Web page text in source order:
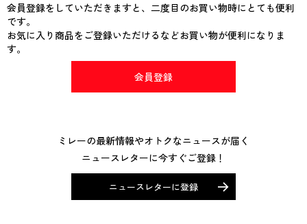
会員登録をしていただきますと、二度目のお買い物時にとても便利
です。
お気に入り商品をご登録いただけるなどお買い物が便利になりま
す。
会員登録
ミレーの最新情報やオトクなニュースが届く
ニュースレターに今すぐご登録！
ニュースレターに登録